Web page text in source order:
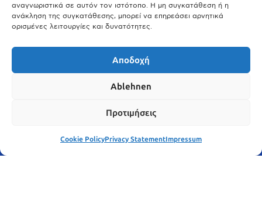
αναγνωριστικά σε αυτόν τον ιστότοπο. Η μη συγκατάθεση ή η
ανάκληση της συγκατάθεσης, μπορεί να επηρεάσει αρνητικά
ορισμένες λειτουργίες και δυνατότητες.
Αποδοχή
Ablehnen
Προτιμήσεις
Cookie PolicyPrivacy StatementImpressum
25.03.2026